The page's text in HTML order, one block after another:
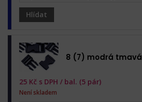
Hlídat
8 (7) modrá tmavá
25 Kč s DPH / bal. (5 pár)
Není skladem